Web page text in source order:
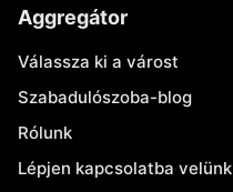
Aggregátor
Válassza ki a várost
Szabadulószoba-blog
Rólunk
Lépjen kapcsolatba velünk